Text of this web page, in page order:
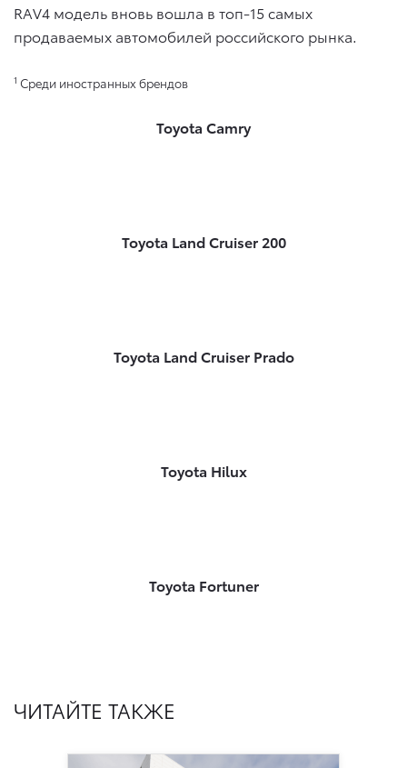
RAV4 модель вновь вошла в топ-15 самых
продаваемых автомобилей российского рынка.
1 Среди иностранных брендов
Toyota Camry
Toyota Land Cruiser 200
Toyota Land Cruiser Prado
Toyota Hilux
Toyota Fortuner
ЧИТАЙТЕ ТАКЖЕ